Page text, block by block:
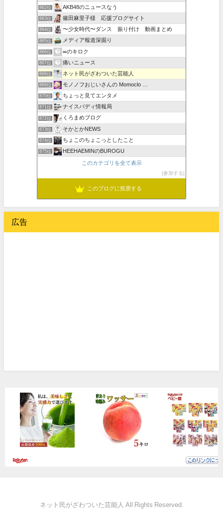
862位 AKB48のニュースなう
863位 篠田麻里子様 応援ブログサイト
864位 〜少女時代〜ダンス 振り付け 動画まとめ
865位 メディア報道深掘り
866位 ∞のキロク
867位 痛いニュース
868位 ネット民がざわついた芸能人
869位 モノノフおじいさんの Momoclo …
870位 ちょっと見てエンタメ
871位 ナイスバディ情報局
872位 くろまめブログ
873位 そかとかNEWS
874位 ちょこのちょこっとしたこと
875位 HEEHAEMINのBUROGU
このカテゴリを全て表示
参加する
このブログに投票する
広告
ネット民がざわついた芸能人 All Rights Reserved.